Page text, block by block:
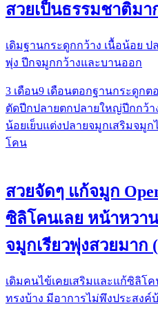
สวยเป็นธรรมชาติมา
เดิมฐานกระดูกกว้าง เนื้อน้อย
พุ่ง ปีกจมูกกว้างและบานออก
3 เดือน9 เดือนตอกฐานกระดูกต
ตัดปีกปลายตกปลายใหญ่ปีกกว้า
น้อยเย็บแต่งปลายจมูกเสริมจมูก
โคน
สวยจัดๆ แก้จมูก
ซิลิโคนเลย หน้าหวา
จมูกเรียวพุ่งสวยมาก
เดิมคนไข้เคยเสริมและแก้ซิลิโ
ทรง​บ้าง​ มีอาการไม่พึงประสงค์